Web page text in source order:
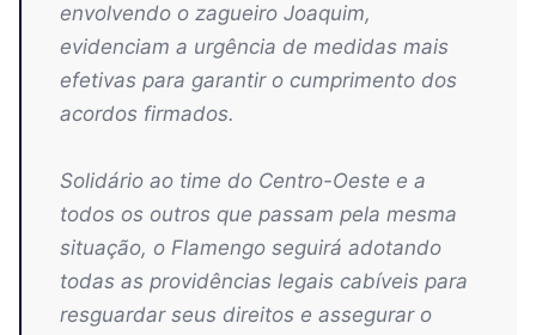
envolvendo o zagueiro Joaquim,
evidenciam a urgência de medidas mais
efetivas para garantir o cumprimento dos
acordos firmados.
Solidário ao time do Centro-Oeste e a
todos os outros que passam pela mesma
situação, o Flamengo seguirá adotando
todas as providências legais cabíveis para
resguardar seus direitos e assegurar o